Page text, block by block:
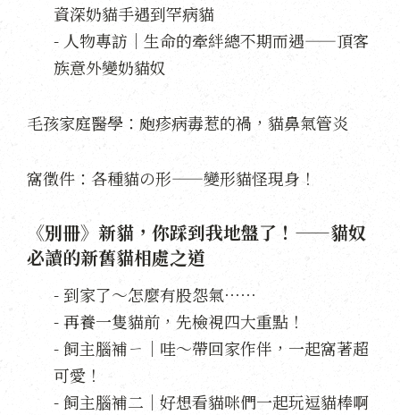
資深奶貓手遇到罕病貓
- 人物專訪｜生命的牽絆總不期而遇——頂客
族意外變奶貓奴
毛孩家庭醫學：皰疹病毒惹的禍，貓鼻氣管炎
窩徵件：各種貓の形——變形貓怪現身！
《別冊》新貓，你踩到我地盤了！——貓奴
必讀的新舊貓相處之道
- 到家了～怎麼有股怨氣⋯⋯
- 再養一隻貓前，先檢視四大重點！
- 飼主腦補ㄧ｜哇～帶回家作伴，一起窩著超
可愛！
- 飼主腦補二｜好想看貓咪們一起玩逗貓棒啊